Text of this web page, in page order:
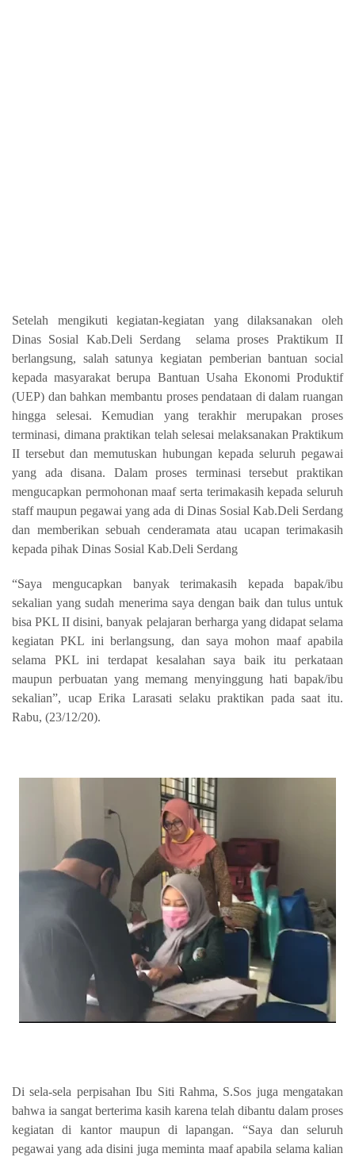
Setelah mengikuti kegiatan-kegiatan yang dilaksanakan oleh
Dinas Sosial Kab.Deli Serdang
selama proses Praktikum II
berlangsung, salah satunya kegiatan pemberian bantuan social
kepada masyarakat berupa Bantuan Usaha Ekonomi Produktif
(UEP) dan bahkan membantu proses pendataan di dalam ruangan
hingga selesai. Kemudian yang terakhir merupakan proses
terminasi, dimana praktikan telah selesai melaksanakan Praktikum
II tersebut dan memutuskan hubungan kepada seluruh pegawai
yang ada disana. Dalam proses terminasi tersebut praktikan
mengucapkan permohonan maaf serta terimakasih kepada seluruh
staff maupun pegawai yang ada di Dinas Sosial Kab.Deli Serdang
dan memberikan sebuah cenderamata atau ucapan terimakasih
kepada pihak Dinas Sosial Kab.Deli Serdang
“Saya mengucapkan banyak terimakasih kepada bapak/ibu
sekalian yang sudah menerima saya dengan baik dan tulus untuk
bisa PKL II disini, banyak pelajaran berharga yang didapat selama
kegiatan PKL ini berlangsung, dan saya mohon maaf apabila
selama PKL ini terdapat kesalahan saya baik itu perkataan
maupun perbuatan yang memang menyinggung hati bapak/ibu
sekalian”, ucap Erika Larasati selaku praktikan pada saat itu.
Rabu, (23/12/20).
Di sela-sela perpisahan Ibu Siti Rahma, S.Sos juga mengatakan
bahwa ia sangat berterima kasih karena telah dibantu dalam proses
kegiatan di kantor maupun di lapangan. “Saya dan seluruh
pegawai yang ada disini juga meminta maaf apabila selama kalian